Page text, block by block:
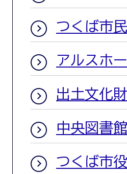
つくば市
アルスホ
出土文化
中央図書館
つくば市